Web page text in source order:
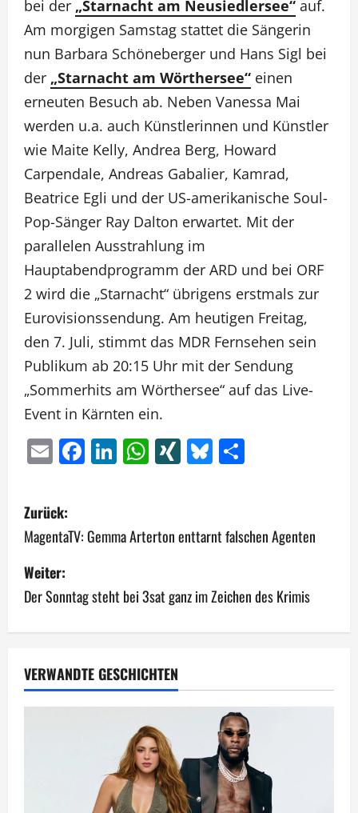
bei der „Starnacht am Neusiedlersee“ auf.
Am morgigen Samstag stattet die Sängerin
nun Barbara Schöneberger und Hans Sigl bei
der „Starnacht am Wörthersee“ einen
erneuten Besuch ab. Neben Vanessa Mai
werden u.a. auch Künstlerinnen und Künstler
wie Maite Kelly, Andrea Berg, Howard
Carpendale, Andreas Gabalier, Kamrad,
Beatrice Egli und der US-amerikanische Soul-
Pop-Sänger Ray Dalton erwartet. Mit der
parallelen Ausstrahlung im
Hauptabendprogramm der ARD und bei ORF
2 wird die „Starnacht“ übrigens erstmals zur
Eurovisionssendung. Am heutigen Freitag,
den 7. Juli, stimmt das MDR Fernsehen sein
Publikum ab 20:15 Uhr mit der Sendung
„Sommerhits am Wörthersee“ auf das Live-
Event in Kärnten ein.
EmailFacebook
LinkedIn
WhatsApp
XINGBluesky
B
e
i
t
r
a
g
Zurück:
MagentaTV: Gemma Arterton enttarnt falschen Agenten
Weiter:
Der Sonntag steht bei 3sat ganz im Zeichen des Krimis
VERWANDTE GESCHICHTEN